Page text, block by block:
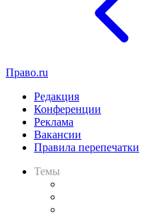
Право.ru
Редакция
Конференции
Реклама
Вакансии
Правила перепечатки
Темы